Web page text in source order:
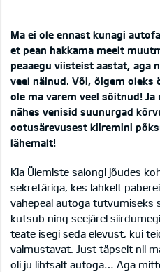
Ma ei ole ennast kunagi
et pean hakkama meelt
peaaegu viisteist aastat, aga
veel näinud. Või, õigem oleks
ole ma varem veel sõitnud!
nähes venisid suunurgad
ootusärevusest kiiremini
lähemalt!
Kia Ülemiste salongi jõudes
sekretäriga, kes lahkelt
vahepeal autoga tutvumiseks
kutsub ning seejärel
teate isegi seda elevust, kui
vaimustavat. Just täpselt nii
oli ju lihtsalt autoga… Aga